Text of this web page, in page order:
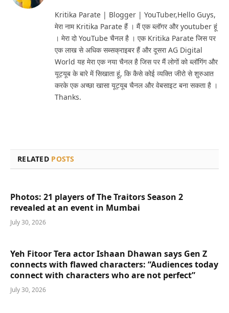
Kritika Parate | Blogger | YouTuber,Hello Guys,
मेरा नाम Kritika Parate हैं । मैं एक ब्लॉगर और youtuber हूं
। मेरा दो YouTube चैनल है । एक Kritika Parate जिस पर
एक लाख से अधिक सब्सक्राइबर हैं और दूसरा AG Digital
World यह मेरा एक नया चैनल है जिस पर मैं लोगों को ब्लॉगिंग और
यूट्यूब के बारे में सिखाता हूं, कि कैसे कोई व्यक्ति जीरो से शुरुआत
करके एक अच्छा खासा यूट्यूब चैनल और वेबसाइट बना सकता है ।
Thanks.
RELATED POSTS
Photos: 21 players of The Traitors Season 2
revealed at an event in Mumbai
July 30, 2026
Yeh Fitoor Tera actor Ishaan Dhawan says Gen Z
connects with flawed characters: “Audiences today
connect with characters who are not perfect”
July 30, 2026